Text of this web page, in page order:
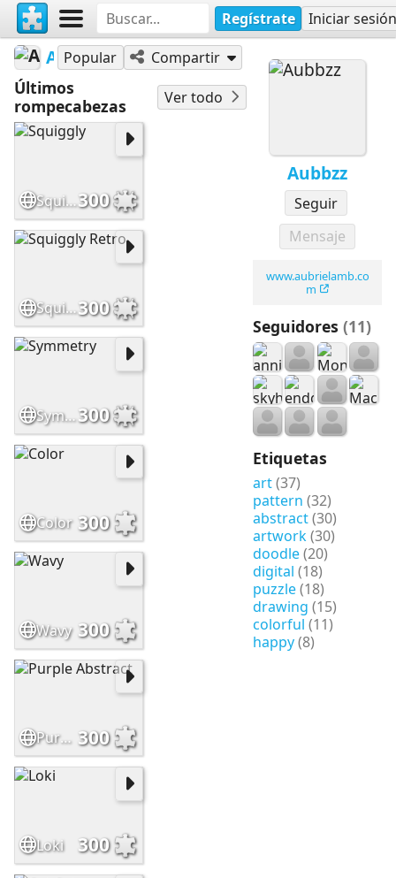
Regístrate Iniciar sesión
Aubbzz
Seguir
Mensaje
www.aubrielamb.co
m
Seguidores (11)
Etiquetas
art(37)
pattern (32)
abstract(30)
artwork(30)
doodle(20)
digital (18)
puzzle(18)
drawing (15)
colorful (11)
happy(8)
Aubbzz
Popular Compartir
Últimos
rompecabezas
Ver todo
Squiggly300
Squiggly Retro300
Symmetry300
Color 300
Wavy 300
Purple Abstract 300
Loki 300